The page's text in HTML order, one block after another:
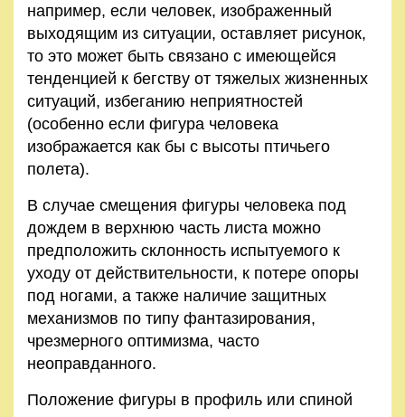
например, если человек, изображенный
выходящим из ситуации, оставляет рисунок,
то это может быть связано с имеющейся
тенденцией к бегству от тяжелых жизненных
ситуаций, избеганию неприятностей
(особенно если фигура человека
изображается как бы с высоты птичьего
полета).
В случае смещения фигуры человека под
дождем в верхнюю часть листа можно
предположить склонность испытуемого к
уходу от действительности, к потере опоры
под ногами, а также наличие защитных
механизмов по типу фантазирования,
чрезмерного оптимизма, часто
неоправданного.
Положение фигуры в профиль или спиной